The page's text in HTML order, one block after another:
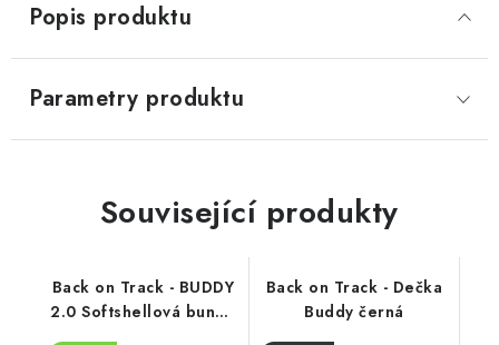
Popis produktu
Parametry produktu
Související produkty
Back on Track - BUDDY
2.0 Softshellová bunda
Back on Track - Dečka
Buddy černá